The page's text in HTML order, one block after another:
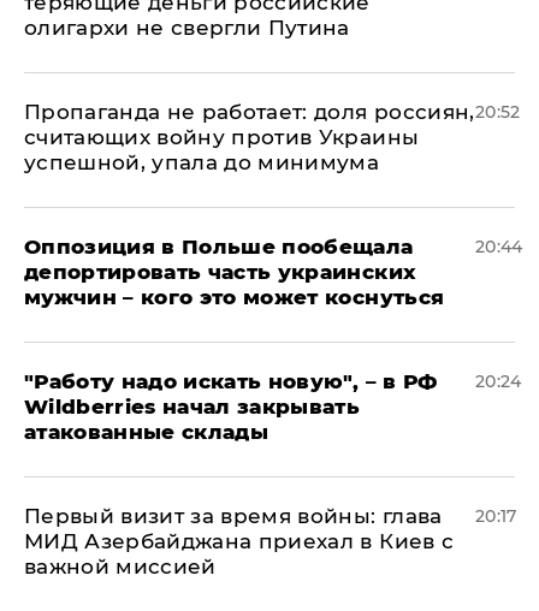
олигархи не свергли Путина
​Пропаганда не работает: доля россиян,
считающих войну против Украины
успешной, упала до минимума
20:52
Оппозиция в Польше пообещала
депортировать часть украинских
мужчин – кого это может коснуться
20:44
"Работу надо искать новую", – в РФ
Wildberries начал закрывать
атакованные склады
20:24
Первый визит за время войны: глава
МИД Азербайджана приехал в Киев с
важной миссией
20:17